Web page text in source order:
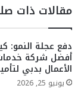
مقالات ذات
دفع عجلة النمو:
أفضل شركة
الأعمال بدبي
يونيو 25, 2026